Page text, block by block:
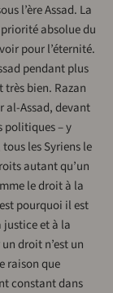
l’ère Assad. La
absolue du
pour l’éternité.
pendant plus
bien. Razan
al-Assad, devant
politiques – y
les Syriens le
autant qu’un
le droit à la
pourquoi il est
justice et à la
droit n’est un
raison que
constant dans